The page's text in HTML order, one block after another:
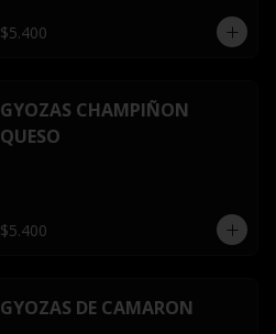
$5.400
GYOZAS CHAMPIÑON
QUESO
$5.400
GYOZAS DE CAMARON